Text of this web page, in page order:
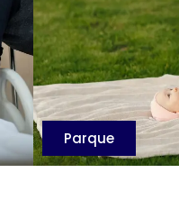
Parque